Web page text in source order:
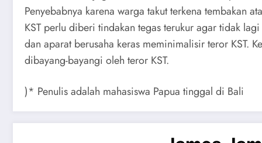
Penyebabnya karena warga takut terkena tembakan
KST perlu diberi tindakan tegas terukur agar tidak
dan aparat berusaha keras meminimalisir teror KST.
dibayang-bayangi oleh teror KST.
)* Penulis adalah mahasiswa Papua tinggal di Bali